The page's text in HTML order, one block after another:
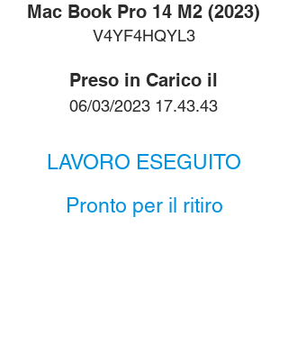
V4YF4HQYL3
Mac Book Pro 14 M2 (2023)
Preso in Carico il
06/03/2023 17.43.43
LAVORO ESEGUITO
Pronto per il ritiro